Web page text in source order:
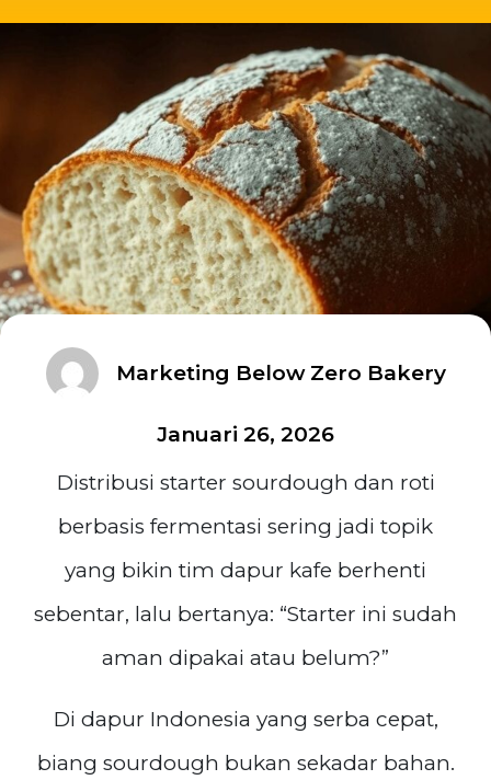
Marketing Below Zero Bakery
Januari 26, 2026
Distribusi starter sourdough dan roti
berbasis fermentasi sering jadi topik
yang bikin tim dapur kafe berhenti
sebentar, lalu bertanya: “Starter ini sudah
aman dipakai atau belum?”
Di dapur Indonesia yang serba cepat,
biang sourdough bukan sekadar bahan.